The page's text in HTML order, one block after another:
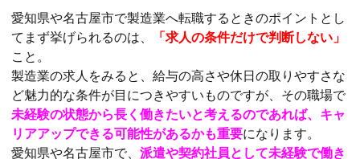
愛知県や名古屋市で製造業へ転職するときのポイントとし
てまず挙げられるのは、
「求人の条件だけで判断しない」
こと。
製造業の求人をみると、給与の高さや休日の取りやすさな
ど魅力的な条件が目につきやすいものですが、その職場で
未経験の状態から長く働きたいと考えるのであれば、キャ
リアアップできる可能性があるかも重要になります。
愛知県や名古屋市で、 派遣や契約社員として未経験で働き